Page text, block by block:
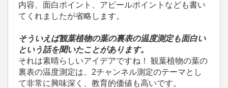
内容、面白ポイント、アピールポイントなども書い
てくれましたが省略します。
そういえば観葉植物の葉の裏表の温度測定も面白い
という話を聞いたことがあります。
それは素晴らしいアイデアですね！ 観葉植物の葉の
裏表の温度測定は、2チャンネル測定のテーマとし
て非常に興味深く、教育的価値も高いです。